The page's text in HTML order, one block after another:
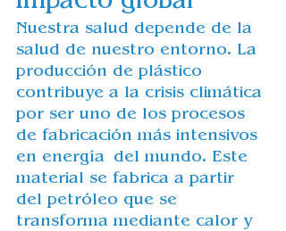
Nuestra salud depende de la
salud de nuestro entorno. La
producción de plástico
contribuye a la crisis climática
por ser uno de los procesos
de fabricación más intensivos
en energía del mundo. Este
material se fabrica a partir
del petróleo que se
transforma mediante calor y